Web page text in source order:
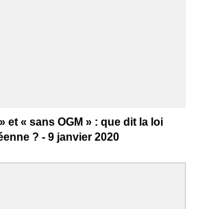
et « sans OGM » : que dit la loi
? - 9 janvier 2020